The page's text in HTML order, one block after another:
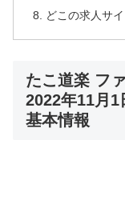
どこの求人サ
たこ道楽 フ
2022年11月
基本情報